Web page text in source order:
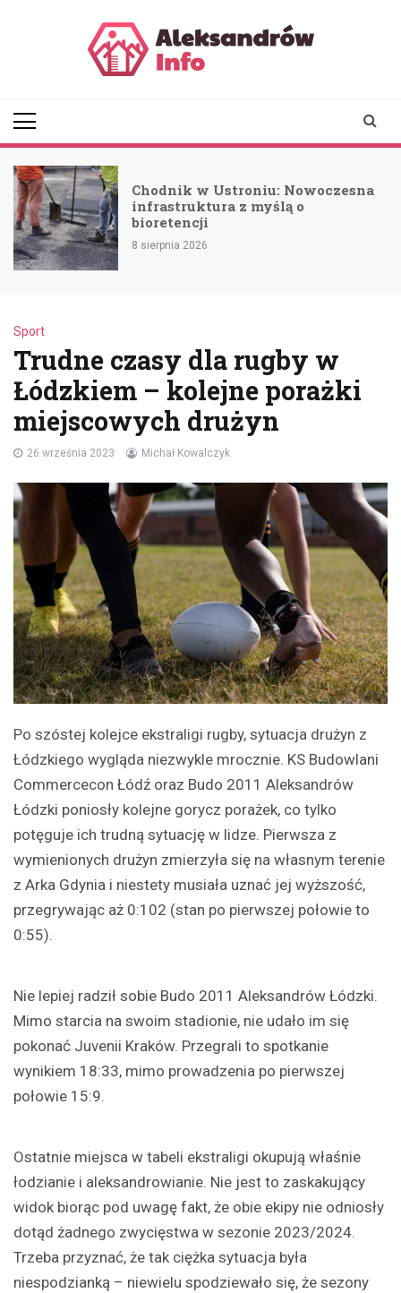
Chodnik w Ustroniu: Nowoczesna
infrastruktura z myślą o
bioretencji
8 sierpnia 2026
Sport
Trudne czasy dla rugby w
Łódzkiem – kolejne porażki
miejscowych drużyn
26 września 2023 Michał Kowalczyk
Po szóstej kolejce ekstraligi rugby, sytuacja drużyn z
Łódzkiego wygląda niezwykle mrocznie. KS Budowlani
Commercecon Łódź oraz Budo 2011 Aleksandrów
Łódzki poniosły kolejne gorycz porażek, co tylko
potęguje ich trudną sytuację w lidze. Pierwsza z
wymienionych drużyn zmierzyła się na własnym terenie
z Arka Gdynia i niestety musiała uznać jej wyższość,
przegrywając aż 0:102 (stan po pierwszej połowie to
0:55).
Nie lepiej radził sobie Budo 2011 Aleksandrów Łódzki.
Mimo starcia na swoim stadionie, nie udało im się
pokonać Juvenii Kraków. Przegrali to spotkanie
wynikiem 18:33, mimo prowadzenia po pierwszej
połowie 15:9.
Ostatnie miejsca w tabeli ekstraligi okupują właśnie
łodzianie i aleksandrowianie. Nie jest to zaskakujący
widok biorąc pod uwagę fakt, że obie ekipy nie odniosły
dotąd żadnego zwycięstwa w sezonie 2023/2024.
Trzeba przyznać, że tak ciężka sytuacja była
niespodzianką – niewielu spodziewało się, że sezony